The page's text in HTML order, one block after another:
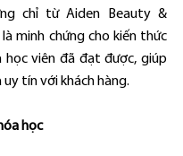
chỉ từ Aiden Beauty &
minh chứng cho kiến thức
học viên đã đạt được, giúp
tín với khách hàng.
học